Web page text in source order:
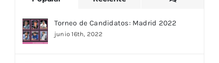
Torneo de Candidatos: Madrid 2022
junio 16th, 2022